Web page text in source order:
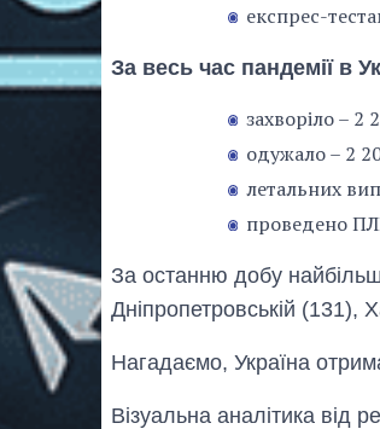
експрес-
За весь час пандемії в
захворіло – 2
одужало – 2
летальних
проведено
За останню добу
Дніпропетровській (131),
Нагадаємо, Україна
Візуальна аналітика від